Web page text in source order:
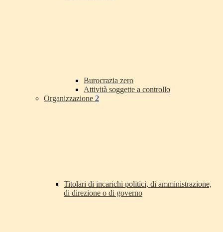
Burocrazia zero
Attività soggette a controllo
Organizzazione 2
Titolari di incarichi politici, di amministrazione,
di direzione o di governo